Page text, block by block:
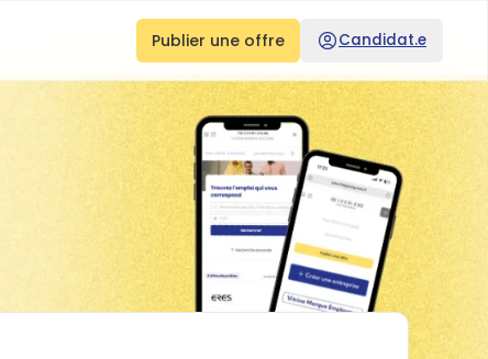
Publier une offre Candidat.e